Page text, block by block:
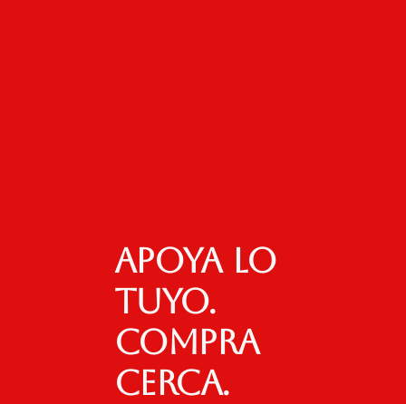
Apoya lo
tuyo.
Compra
cerca.